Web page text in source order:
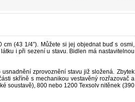
(43 1/4”). Můžete si jej objednat buď s osmi,
i při sezení u stavu. Bidlen má nastavitelnou
zprovoznění stavu již složená. Zbytek
skříně s mechanikou vestavěný rozřazovač a
soustavě), 800 nebo 1200 Texsolv nitěnek (390